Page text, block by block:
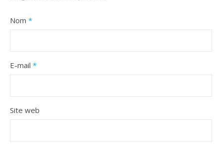
Nom *
E-mail *
Site web